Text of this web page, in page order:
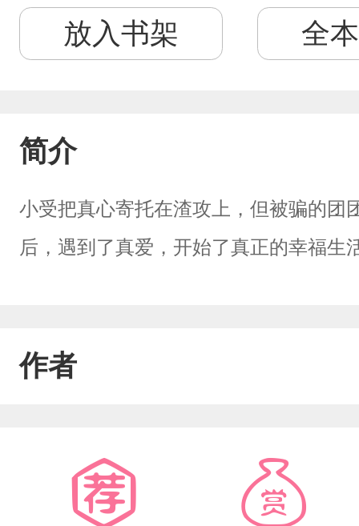
放入书架 全
简介
小受把真心寄托在渣攻上，但被骗的团
后，遇到了真爱，开始了真正的幸福生
作者